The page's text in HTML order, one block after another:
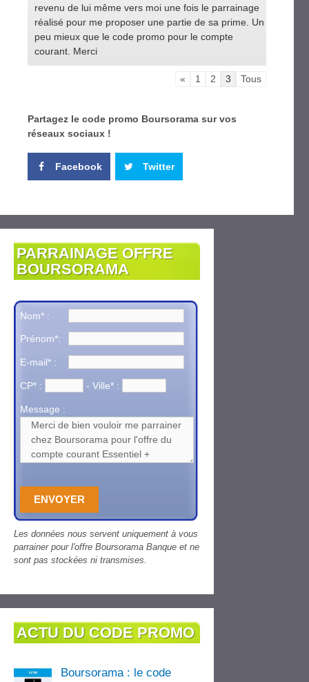
revenu de lui même vers moi une fois le parrainage
réalisé pour me proposer une partie de sa prime. Un
peu mieux que le code promo pour le compte
courant. Merci
« 1 2 3 Tous
Partagez le code promo Boursorama sur vos
réseaux sociaux !
Facebook Twitter
PARRAINAGE OFFRE
BOURSORAMA
Nom* :
Prénom*:
E-mail* :
CP* : - Ville* :
Message :
Les données nous servent uniquement à vous
parrainer pour l'offre Boursorama Banque et ne
sont pas stockées ni transmises.
ACTU DU CODE PROMO
Boursorama : le code